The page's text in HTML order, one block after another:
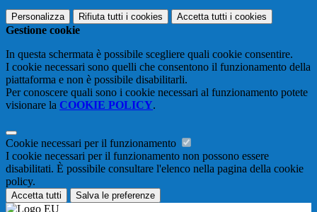
Personalizza Rifiuta tutti i cookies Accetta tutti i cookies
Gestione cookie
In questa schermata è possibile scegliere quali cookie consentire.
I cookie necessari sono quelli che consentono il funzionamento della
piattaforma e non è possibile disabilitarli.
Per conoscere quali sono i cookie necessari al funzionamento potete
visionare la COOKIE POLICY.
Cookie necessari per il funzionamento
I cookie necessari per il funzionamento non possono essere
disabilitati. È possibile consultare l'elenco nella pagina della cookie
policy.
Accetta tutti Salva le preferenze